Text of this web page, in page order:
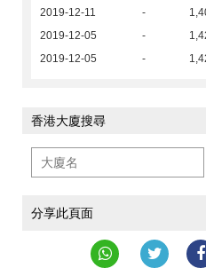
2019-12-11
-
2019-12-05
-
2019-12-05
-
香港大廈搜尋
分享此頁面